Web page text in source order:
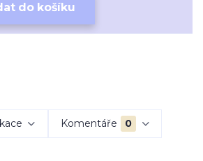
do košíku
Komentáře 0